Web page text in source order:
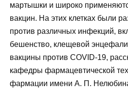
мартышки и широко
вакцин. На этих клетках были
против различных инфекций,
бешенство, клещевой
вакцины против COVID-19,
кафедры фармацевтической
фармации имени А. П.